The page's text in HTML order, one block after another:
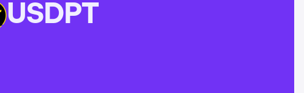
USDPT